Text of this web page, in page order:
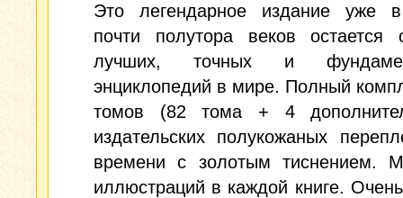
Это легендарное издание уже
почти полутора веков остается
лучших, точных и
энциклопедий в мире. Полный
томов (82 тома + 4
издательских полукожаных
времени с золотым тиснением.
иллюстраций в каждой книге.